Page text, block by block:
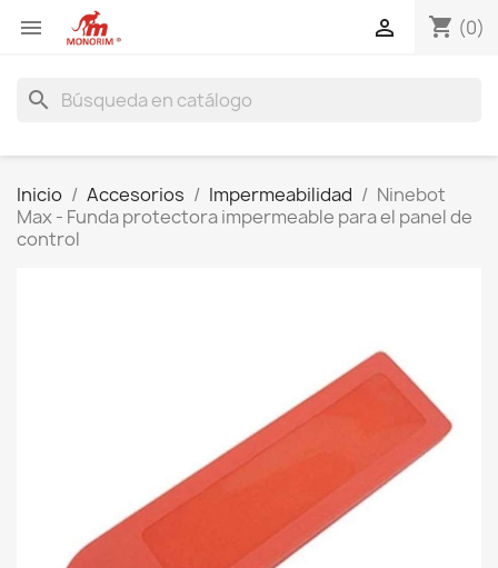
 shopping_cart (0)

search
Inicio Accesorios Impermeabilidad
Ninebot
Max - Funda protectora impermeable para el panel de
control